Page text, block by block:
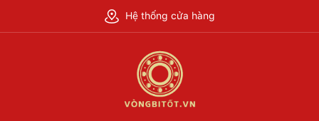
Hệ thống cửa hàng